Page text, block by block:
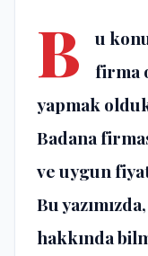
B
u
firma
yapmak
Badana
ve uygun
Bu yazımızda,
hakkında